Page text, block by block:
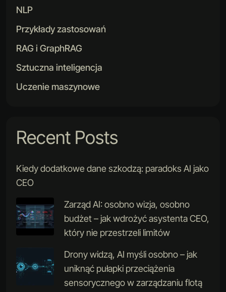
NLP
Przykłady zastosowań
RAG i GraphRAG
Sztuczna inteligencja
Uczenie maszynowe
Recent Posts
Kiedy dodatkowe dane szkodzą: paradoks AI jako
CEO
Zarząd AI: osobno wizja, osobno
budżet – jak wdrożyć asystenta CEO,
który nie przestrzeli limitów
Drony widzą, AI myśli osobno – jak
uniknąć pułapki przeciążenia
sensorycznego w zarządzaniu flotą